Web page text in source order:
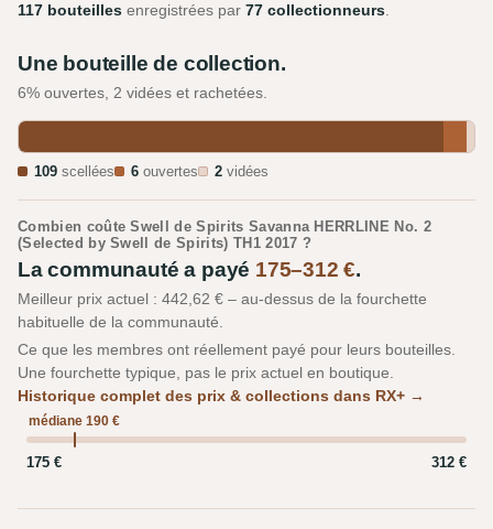
117 bouteilles enregistrées par 77 collectionneurs.
Une bouteille de collection.
6% ouvertes, 2 vidées et rachetées.
109 scellées 6 ouvertes 2 vidées
Combien coûte Swell de Spirits Savanna HERRLINE No. 2
(Selected by Swell de Spirits) TH1 2017 ?
La communauté a payé 175–312 €.
Meilleur prix actuel : 442,62 € – au-dessus de la fourchette
habituelle de la communauté.
Ce que les membres ont réellement payé pour leurs bouteilles.
Une fourchette typique, pas le prix actuel en boutique.
Historique complet des prix & collections dans RX+ →
médiane 190 €
175 € 312 €